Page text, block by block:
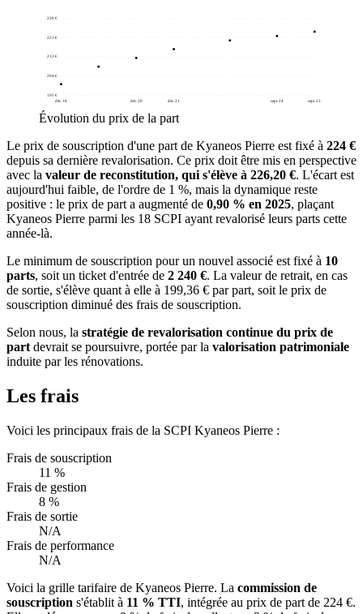
195 €
204 €
213 €
221 €
230 €
déc. 18 déc. 20 déc. 21 sept. 24 sept. 25
Évolution du prix de la part
Le prix de souscription d'une part de Kyaneos Pierre est fixé à 224 €
depuis sa dernière revalorisation. Ce prix doit être mis en perspective
avec la valeur de reconstitution, qui s'élève à 226,20 €. L'écart est
aujourd'hui faible, de l'ordre de 1 %, mais la dynamique reste
positive : le prix de part a augmenté de 0,90 % en 2025, plaçant
Kyaneos Pierre parmi les 18 SCPI ayant revalorisé leurs parts cette
année-là.
Le minimum de souscription pour un nouvel associé est fixé à 10
parts, soit un ticket d'entrée de 2 240 €. La valeur de retrait, en cas
de sortie, s'élève quant à elle à 199,36 € par part, soit le prix de
souscription diminué des frais de souscription.
Selon nous, la stratégie de revalorisation continue du prix de
part devrait se poursuivre, portée par la valorisation patrimoniale
induite par les rénovations.
Les frais
Voici les principaux frais de la SCPI Kyaneos Pierre :
Frais de souscription
11 %
Frais de gestion
8 %
Frais de sortie
N/A
Frais de performance
N/A
Voici la grille tarifaire de Kyaneos Pierre. La commission de
souscription s'établit à 11 % TTI, intégrée au prix de part de 224 €.